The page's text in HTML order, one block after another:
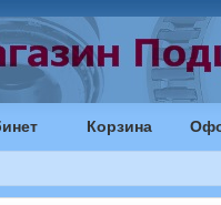
Корзина